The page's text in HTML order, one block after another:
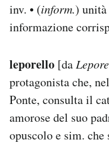
inv. • (inform.)
informazione
leporello [da
protagonista che,
Ponte, consulta il
amorose del suo
opuscolo e sim.